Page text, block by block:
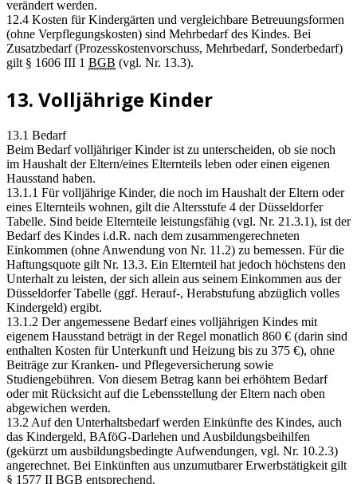
verändert werden.
12.4 Kosten für Kindergärten und vergleichbare Betreuungsformen
(ohne Verpflegungskosten) sind Mehrbedarf des Kindes. Bei
Zusatzbedarf (Prozesskostenvorschuss, Mehrbedarf, Sonderbedarf)
gilt § 1606 III 1 BGB (vgl. Nr. 13.3).
13. Volljährige Kinder
13.1 Bedarf
Beim Bedarf volljähriger Kinder ist zu unterscheiden, ob sie noch
im Haushalt der Eltern/eines Elternteils leben oder einen eigenen
Hausstand haben.
13.1.1 Für volljährige Kinder, die noch im Haushalt der Eltern oder
eines Elternteils wohnen, gilt die Altersstufe 4 der Düsseldorfer
Tabelle. Sind beide Elternteile leistungsfähig (vgl. Nr. 21.3.1), ist der
Bedarf des Kindes i.d.R. nach dem zusammengerechneten
Einkommen (ohne Anwendung von Nr. 11.2) zu bemessen. Für die
Haftungsquote gilt Nr. 13.3. Ein Elternteil hat jedoch höchstens den
Unterhalt zu leisten, der sich allein aus seinem Einkommen aus der
Düsseldorfer Tabelle (ggf. Herauf-, Herabstufung abzüglich volles
Kindergeld) ergibt.
13.1.2 Der angemessene Bedarf eines volljährigen Kindes mit
eigenem Hausstand beträgt in der Regel monatlich 860 € (darin sind
enthalten Kosten für Unterkunft und Heizung bis zu 375 €), ohne
Beiträge zur Kranken- und Pflegeversicherung sowie
Studiengebühren. Von diesem Betrag kann bei erhöhtem Bedarf
oder mit Rücksicht auf die Lebensstellung der Eltern nach oben
abgewichen werden.
13.2 Auf den Unterhaltsbedarf werden Einkünfte des Kindes, auch
das Kindergeld, BAföG-Darlehen und Ausbildungsbeihilfen
(gekürzt um ausbildungsbedingte Aufwendungen, vgl. Nr. 10.2.3)
angerechnet. Bei Einkünften aus unzumutbarer Erwerbstätigkeit gilt
§ 1577 II BGB entsprechend.